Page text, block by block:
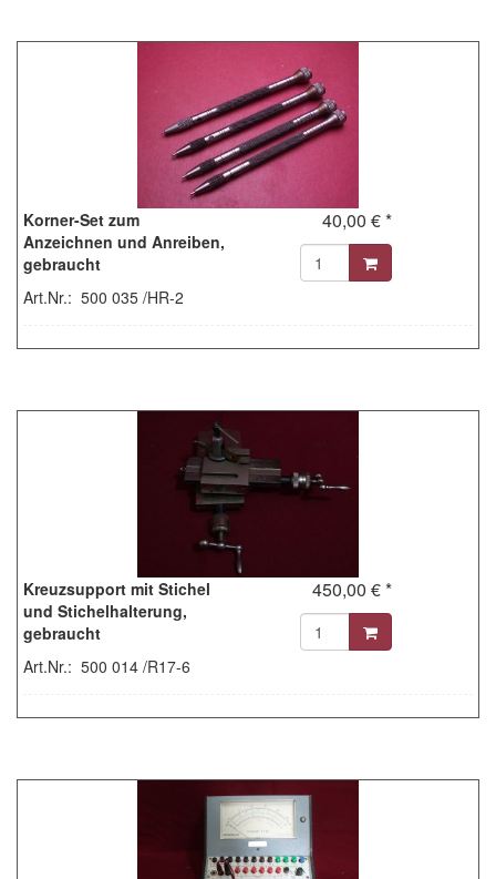
Korner-Set zum
Anzeichnen und Anreiben,
gebraucht
Art.Nr.: 500 035 /HR-2
40,00 € *
Kreuzsupport mit Stichel
und Stichelhalterung,
gebraucht
Art.Nr.: 500 014 /R17-6
450,00 € *